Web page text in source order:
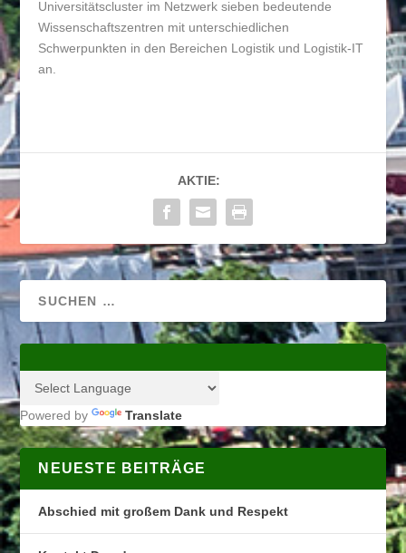
Universitätscluster im Netzwerk sieben bedeutende
Wissenschaftszentren mit unterschiedlichen
Schwerpunkten in den Bereichen Logistik und Logistik-IT
an.
AKTIE:
Powered by Translate
NEUESTE BEITRÄGE
Abschied mit großem Dank und Respekt